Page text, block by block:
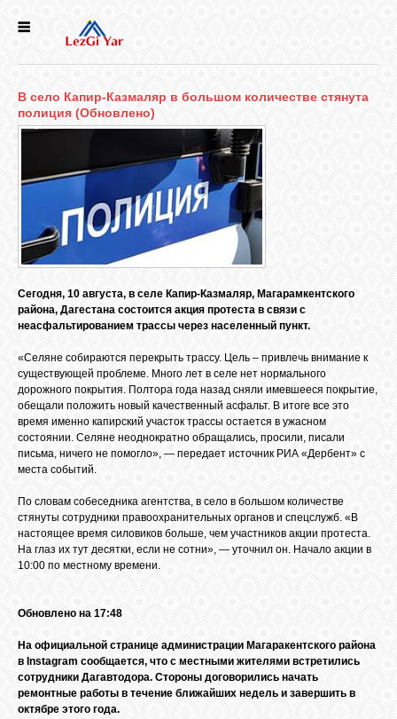
СЕЛА
ГОЛОС
ФОРУМ
О САЙТЕ
ВИДЕО
В село Капир-Казмаляр в большом количестве стянута
полиция (Обновлено)
Сегодня, 10 августа, в селе Капир-Казмаляр, Магарамкентского
района, Дагестана состоится акция протеста в связи с
неасфальтированием трассы через населенный пункт.
«Селяне собираются перекрыть трассу. Цель – привлечь внимание к
существующей проблеме. Много лет в селе нет нормального
дорожного покрытия. Полтора года назад сняли имевшееся покрытие,
обещали положить новый качественный асфальт. В итоге все это
время именно капирский участок трассы остается в ужасном
состоянии. Селяне неоднократно обращались, просили, писали
письма, ничего не помогло», — передает источник РИА «Дербент» с
места событий.
По словам собеседника агентства, в село в большом количестве
стянуты сотрудники правоохранительных органов и спецслужб. «В
настоящее время силовиков больше, чем участников акции протеста.
На глаз их тут десятки, если не сотни», — уточнил он. Начало акции в
10:00 по местному времени.
Обновлено на 17:48
На официальной странице администрации Магаракентского района
в Instagram сообщается, что с местными жителями встретились
сотрудники Дагавтодора. Стороны договорились начать
ремонтные работы в течение ближайших недель и завершить в
октябре этого года.